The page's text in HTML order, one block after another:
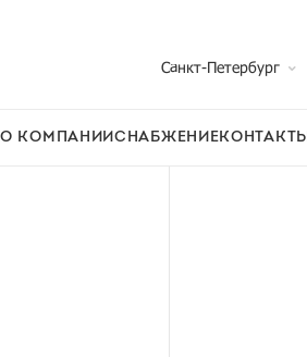
Санкт-Петербург
О КОМПАНИИСНАБЖЕНИЕКОНТАКТЫ